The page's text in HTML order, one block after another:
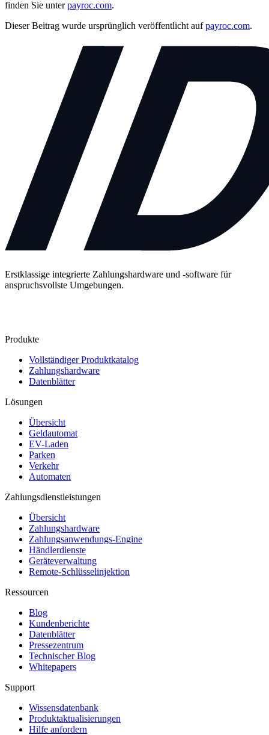
finden Sie unterpayroc.com.
Dieser Beitrag wurde ursprünglich veröffentlicht aufpayroc.com.
Erstklassige integrierte Zahlungshardware und -software für
anspruchsvollste Umgebungen.
Produkte
Vollständiger Produktkatalog
Zahlungshardware
Datenblätter
Lösungen
Übersicht
Geldautomat
EV-Laden
Parken
Verkehr
Automaten
Zahlungsdienstleistungen
Übersicht
Zahlungshardware
Zahlungsanwendungs-Engine
Händlerdienste
Geräteverwaltung
Remote-Schlüsselinjektion
Ressourcen
Blog
Kundenberichte
Datenblätter
Pressezentrum
Technischer Blog
Whitepapers
Support
Wissensdatenbank
Produktaktualisierungen
Hilfe anfordern